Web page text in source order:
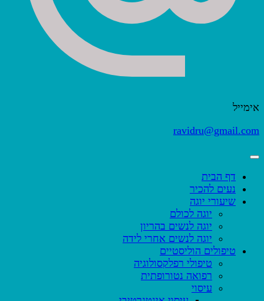
אימייל
ravidru@gmail.com
דף הבית
נעים להכיר
שיעורי יוגה
יוגה לכולם
יוגה לנשים בהריון
יוגה לנשים אחרי לידה
טיפולים הוליסטיים
טיפולי רפלקסולוגיה
רפואה נטורופתית
עיסוי